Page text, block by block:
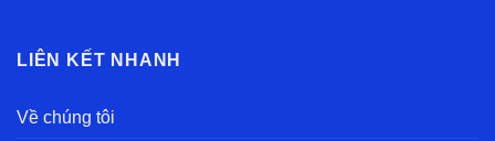
LIÊN KẾT NHANH
Về chúng tôi